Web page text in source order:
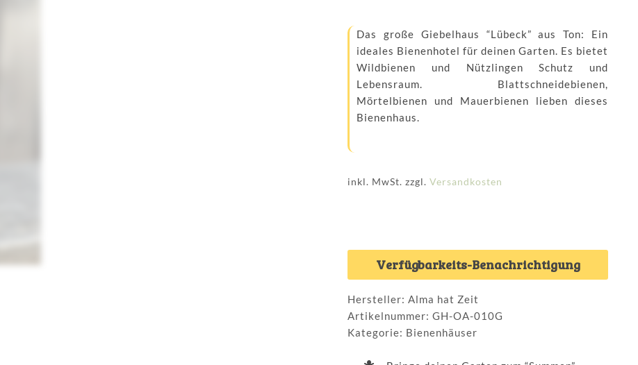
Das große Giebelhaus “Lübeck” aus Ton: Ein
ideales Bienenhotel für deinen Garten. Es bietet
Wildbienen und Nützlingen Schutz und
Lebensraum. Blattschneidebienen,
Mörtelbienen und Mauerbienen lieben dieses
Bienenhaus.
inkl. MwSt. zzgl. Versandkosten
Verfügbarkeits-Benachrichtigung
Hersteller: Alma hat Zeit
Artikelnummer: GH-OA-010G
Kategorie: Bienenhäuser